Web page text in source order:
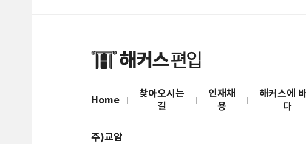
Home
찾아오시는
길
인재채
용
해커스에
다
주)교암